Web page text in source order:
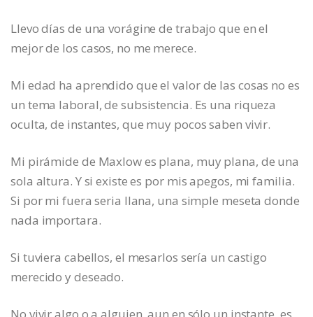
Llevo días de una vorágine de trabajo que en el
mejor de los casos, no me merece.
Mi edad ha aprendido que el valor de las cosas no es
un tema laboral, de subsistencia. Es una riqueza
oculta, de instantes, que muy pocos saben vivir.
Mi pirámide de Maxlow es plana, muy plana, de una
sola altura. Y si existe es por mis apegos, mi familia.
Si por mi fuera seria llana, una simple meseta donde
nada importara.
Si tuviera cabellos, el mesarlos sería un castigo
merecido y deseado.
No vivir algo o a alguien, aun en sólo un instante, es